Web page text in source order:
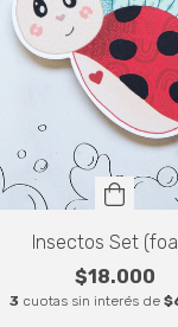
Insectos Set
$18.000
3 cuotas sin interés de